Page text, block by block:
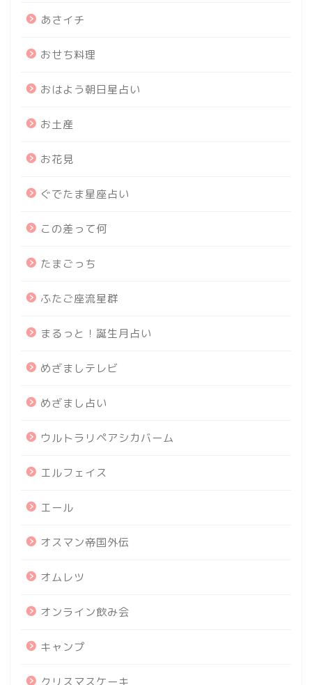
あさイチ
おせち料理
おはよう朝日星占い
お土産
お花見
ぐでたま星座占い
この差って何
たまごっち
ふたご座流星群
まるっと！誕生月占い
めざましテレビ
めざまし占い
ウルトラリペアシカバーム
エルフェイス
エール
オスマン帝国外伝
オムレツ
オンライン飲み会
キャンプ
クリスマスケーキ